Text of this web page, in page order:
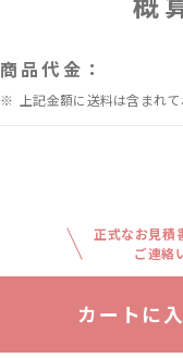
商品代金：
上記金額に送料は含まれて
正式なお見積
ご連絡
カートに